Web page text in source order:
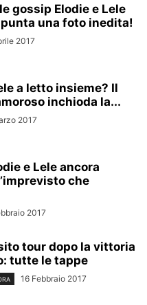
gossip Elodie e Lele
una foto inedita!
2017
a letto insieme? Il
inchioda la...
2017
e Lele ancora
che
2017
tour dopo la vittoria
tutte le tappe
16 Febbraio 2017